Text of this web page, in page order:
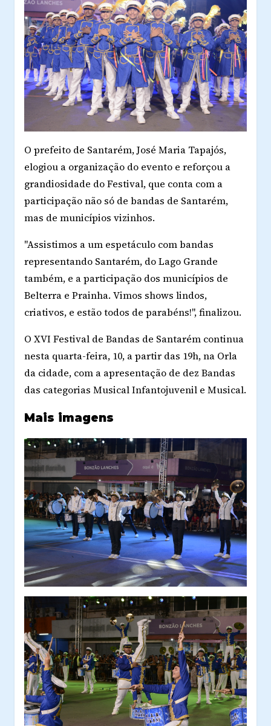
O prefeito de Santarém, José Maria Tapajós,
elogiou a organização do evento e reforçou a
grandiosidade do Festival, que conta com a
participação não só de bandas de Santarém,
mas de municípios vizinhos.
"Assistimos a um espetáculo com bandas
representando Santarém, do Lago Grande
também, e a participação dos municípios de
Belterra e Prainha. Vimos shows lindos,
criativos, e estão todos de parabéns!", finalizou.
O XVI Festival de Bandas de Santarém continua
nesta quarta-feira, 10, a partir das 19h, na Orla
da cidade, com a apresentação de dez Bandas
das categorias Musical Infantojuvenil e Musical.
Mais imagens